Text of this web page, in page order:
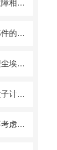
简述尘埃粒子计数器的常见故障相应解决方法
简述尘埃粒子计数器各组成部件的功能特点
定期维护保养可帮助用户管理尘埃粒子计数器
正确的操作方法可确保尘埃粒子计数器测量结果准确性
选购尘埃粒子计数器时所需要考虑的事项分享